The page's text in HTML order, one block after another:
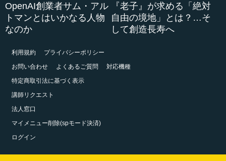
OpenAI創業者サム・アル
トマンとはいかなる人物
なのか
『老子』が求める「絶対
自由の境地」とは？…そ
して創造長寿へ
利用規約
プライバシーポリシー
お問い合わせ
よくあるご質問
対応機種
特定商取引法に基づく表示
講師リクエスト
法人窓口
マイメニュー削除(spモード決済)
ログイン